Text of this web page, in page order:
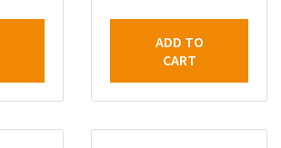
ADD TO
CART